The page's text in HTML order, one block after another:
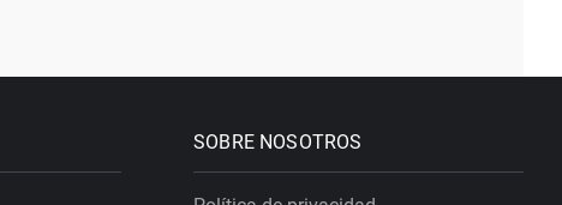
SOBRE NOSOTROS